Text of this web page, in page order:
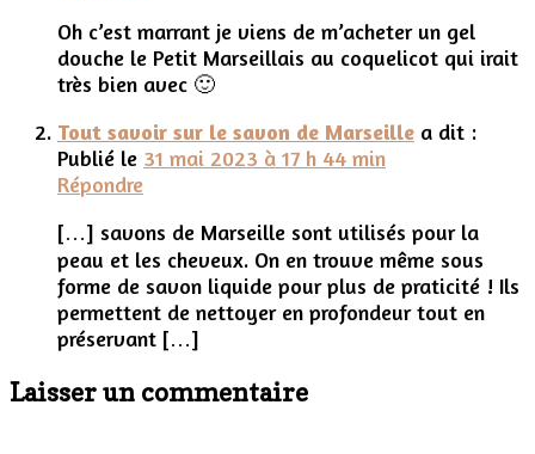
Oh c’est marrant je viens de m’acheter un gel
douche le Petit Marseillais au coquelicot qui irait
très bien avec 🙂
Tout savoir sur le savon de Marseille a dit :
Publié le 31 mai 2023 à 17 h 44 min
Répondre
[…] savons de Marseille sont utilisés pour la
peau et les cheveux. On en trouve même sous
forme de savon liquide pour plus de praticité ! Ils
permettent de nettoyer en profondeur tout en
préservant […]
Laisser un commentaire